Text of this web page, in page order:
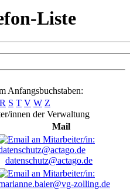
Liste
Anfangsbuchstaben:
R S T V W Z
innen der Verwaltung
Mail
datenschutz@actago.de